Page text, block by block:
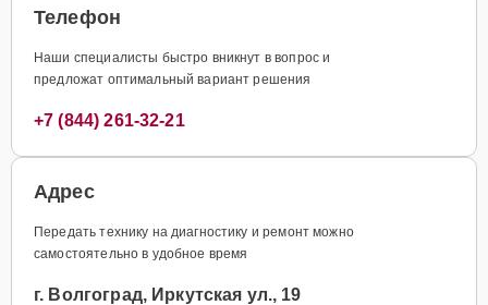
Телефон
Наши специалисты быстро вникнут в вопрос и
предложат оптимальный вариант решения
+7 (844) 261-32-21
Адрес
Передать технику на диагностику и ремонт можно
самостоятельно в удобное время
г. Волгоград, Иркутская ул., 19